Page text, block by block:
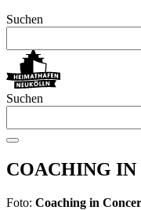
Suchen
Suchen
COACHING IN
Foto: Coaching in